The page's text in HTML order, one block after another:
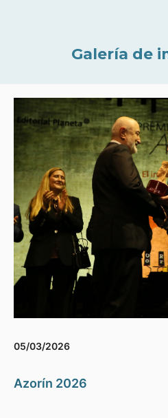
Galería de
05/03/2026
Azorín 2026